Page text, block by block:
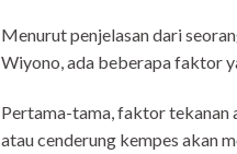
Menurut penjelasan dari
Wiyono, ada beberapa faktor
Pertama-tama, faktor tekanan
atau cenderung kempes akan